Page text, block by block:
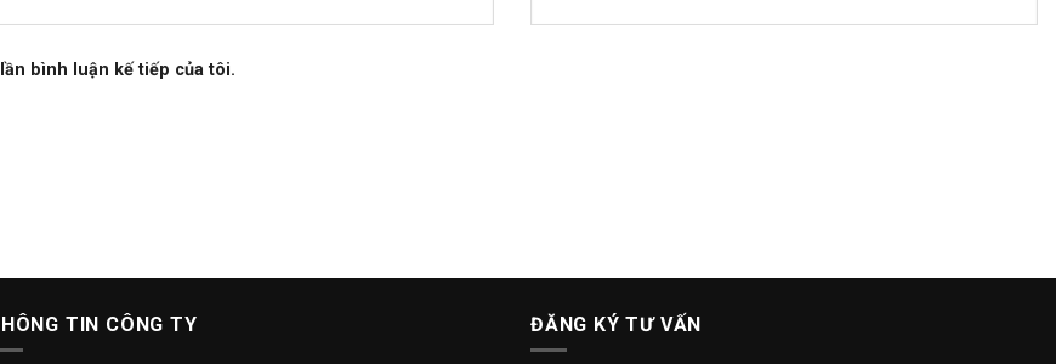
bình luận kế tiếp của tôi.
TIN CÔNG TY ĐĂNG KÝ TƯ VẤN